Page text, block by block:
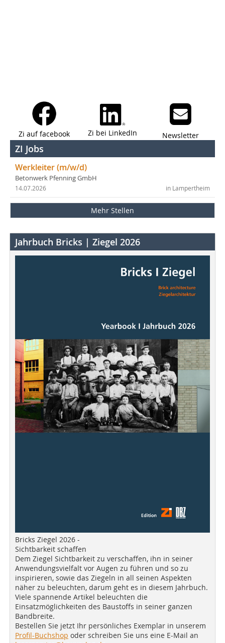
Zi auf facebook Zi bei LinkedIn Newsletter
ZI Jobs
Werkleiter (m/w/d)
Betonwerk Pfenning GmbH
in Lampertheim
14.07.2026
Mehr Stellen
Jahrbuch Bricks | Ziegel 2026
Bricks Ziegel 2026 -
Sichtbarkeit schaffen
Dem Ziegel Sichtbarkeit zu verschaffen, ihn in seiner
Anwendungsvielfalt vor Augen zu führen und so zu
inspirieren, sowie das Ziegeln in all seinen Aspekten
näher zu beleuchten, darum geht es in diesem Jahrbuch.
Viele spannende Artikel beleuchten die
Einsatzmöglichkeiten des Baustoffs in seiner ganzen
Bandbreite.
Bestellen Sie jetzt Ihr persönliches Exemplar in unserem
Profil-Buchshop oder schreiben Sie uns eine E-Mail an